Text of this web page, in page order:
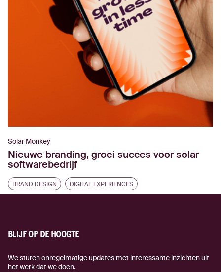
Solar Monkey
Nieuwe branding, groei succes voor solar
softwarebedrijf
BRAND DESIGN DIGITAL EXPERIENCES
BLIJF OP DE HOOGTE
We sturen onregelmatige updates met interessante inzichten uit
het werk dat we doen.